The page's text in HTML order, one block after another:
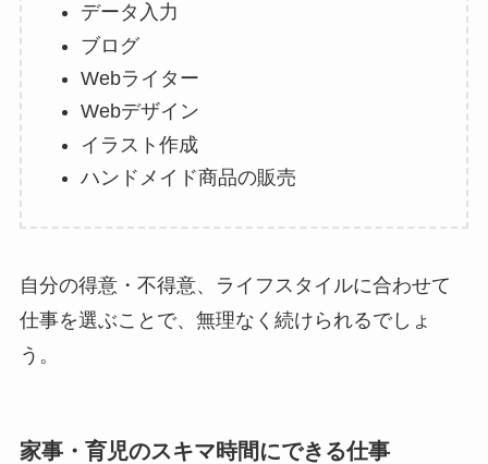
データ入力
ブログ
Webライター
Webデザイン
イラスト作成
ハンドメイド商品の販売
自分の得意・不得意、ライフスタイルに合わせて
仕事を選ぶことで、無理なく続けられるでしょ
う。
家事・育児のスキマ時間にできる仕事